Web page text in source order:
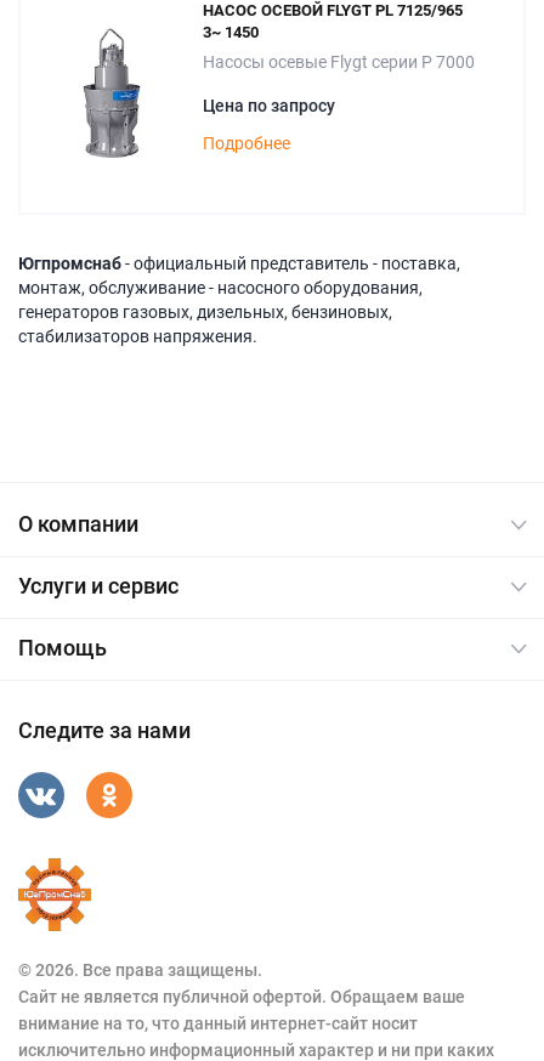
НАСОС ОСЕВОЙ FLYGT PL 7125/965
3~ 1450
Насосы осевые Flygt серии P 7000
Цена по запросу
Подробнее
Югпромснаб- официальный представитель - поставка,
монтаж, обслуживание - насосного оборудования,
генераторов газовых, дизельных, бензиновых,
стабилизаторов напряжения.
О компании
Услуги и сервис
Помощь
Следите за нами
© 2026. Все права защищены.
Сайт не является публичной офертой. Обращаем ваше
внимание на то, что данный интернет-сайт носит
исключительно информационный характер и ни при каких